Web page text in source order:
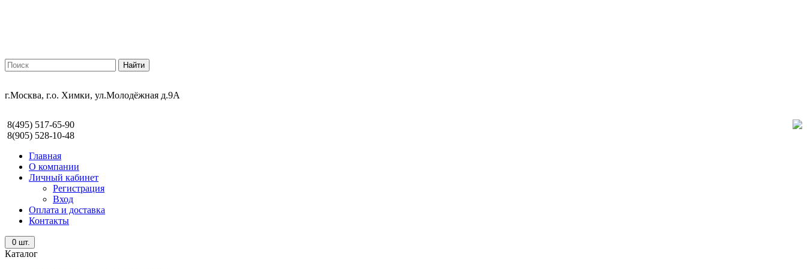
г.Москва, г.о. Химки, ул.Молодёжная д.9А
8(495) 517-65-90
8(905) 528-10-48
Главная
О компании
Личный кабинет
Регистрация
Вход
Оплата и доставка
Контакты
0 шт.
Каталог